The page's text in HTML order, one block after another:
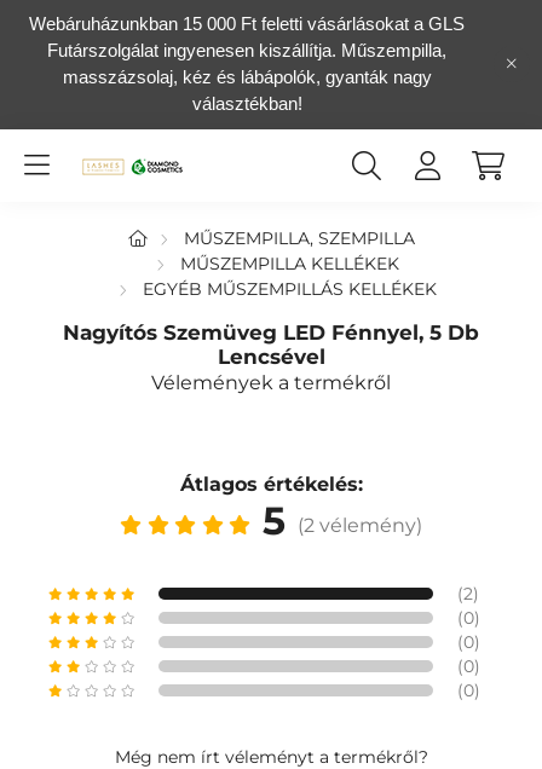
Webáruházunkban 15 000 Ft feletti vásárlásokat a GLS
Futárszolgálat ingyenesen kiszállítja. Műszempilla,
masszázsolaj, kéz és lábápolók, gyanták nagy
választékban!
MŰSZEMPILLA, SZEMPILLA
MŰSZEMPILLA KELLÉKEK
EGYÉB MŰSZEMPILLÁS KELLÉKEK
Nagyítós Szemüveg LED Fénnyel, 5 Db
Lencsével
Vélemények a termékről
Átlagos értékelés:
5 (2 vélemény)
(2)
(0)
(0)
(0)
(0)
Még nem írt véleményt a termékről?